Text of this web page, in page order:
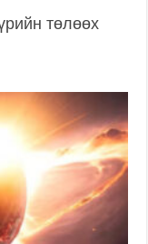
төлөөх